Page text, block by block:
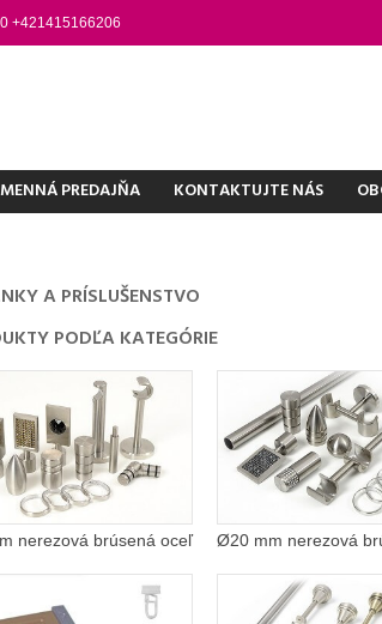
+421415166206
PREDAJŇA KONTAKTUJTE NÁS
A PRÍSLUŠENSTVO
PODĽA KATEGÓRIE
nerezová brúsená oceľ Ø20 mm nerezová